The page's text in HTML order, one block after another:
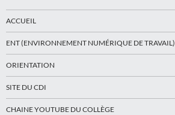
ACCUEIL
ENT (ENVIRONNEMENT NUMÉRIQUE DE TRAVAIL)
ORIENTATION
SITE DU CDI
CHAINE YOUTUBE DU COLLÈGE